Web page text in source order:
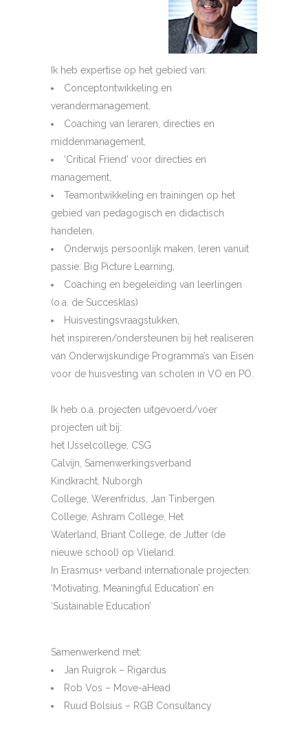
Ik heb expertise op het gebied van:
Conceptontwikkeling en
verandermanagement,
Coaching van leraren, directies en
middenmanagement,
‘Critical Friend’ voor directies en
management,
Teamontwikkeling en trainingen op het
gebied van pedagogisch en didactisch
handelen,
Onderwijs persoonlijk maken, leren vanuit
passie: Big Picture Learning,
Coaching en begeleiding van leerlingen
(o.a. de Succesklas)
Huisvestingsvraagstukken,
het inspireren/ondersteunen bij het realiseren
van Onderwijskundige Programma’s van Eisen
voor de huisvesting van scholen in VO en PO.
Ik heb o.a. projecten uitgevoerd/voer
projecten uit bij:
het IJsselcollege, CSG
Calvijn, Samenwerkingsverband
Kindkracht, Nuborgh
College, Werenfridus, Jan Tinbergen
College, Ashram College, Het
Waterland, Briant College, de Jutter (de
nieuwe school) op Vlieland.
In Erasmus+ verband internationale projecten:
‘Motivating, Meaningful Education’ en
‘Sustainable Education’
Samenwerkend met:
Jan Ruigrok – Rigardus
Rob Vos – Move-aHead
Ruud Bolsius – RGB Consultancy